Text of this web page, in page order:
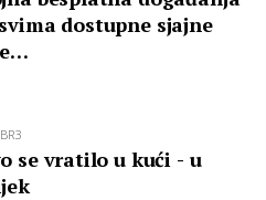
dostupne sjajne
se vratilo u kući - u